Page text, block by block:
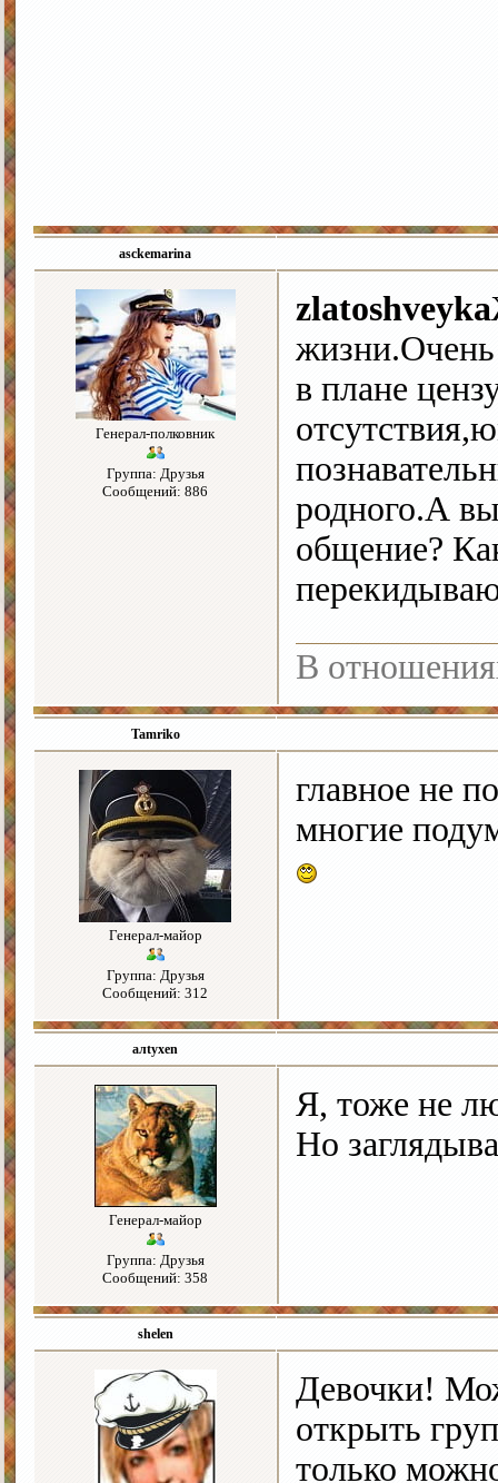
asckemarina
Генерал-полковник
Группа: Друзья
Сообщений: 886
zlatoshveyka
в плане
родного.А
общение?
В
Tamriko
Генерал-майор
Группа: Друзья
Сообщений: 312
главное не
многие
алtyxen
Генерал-майор
Группа: Друзья
Сообщений: 358
Я, тоже не
Но
shelen
Девочки!
открыть
только